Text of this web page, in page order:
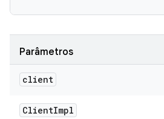
Parâmetros
client
ClientImpl